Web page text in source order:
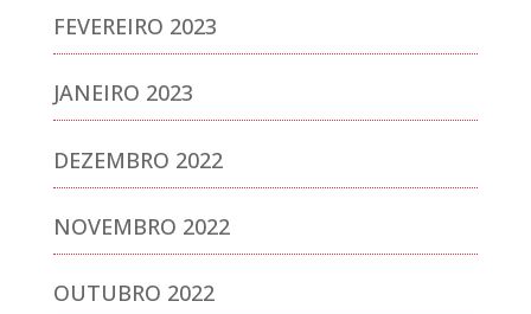
FEVEREIRO 2023
JANEIRO 2023
DEZEMBRO 2022
NOVEMBRO 2022
OUTUBRO 2022